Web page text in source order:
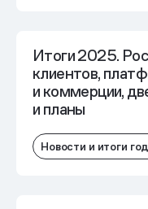
Итоги 2025.
клиентов,
и коммерции,
и планы
Новости и итоги